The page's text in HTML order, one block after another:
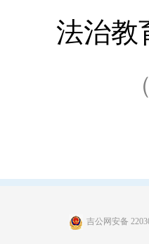
法治教
吉公网安备